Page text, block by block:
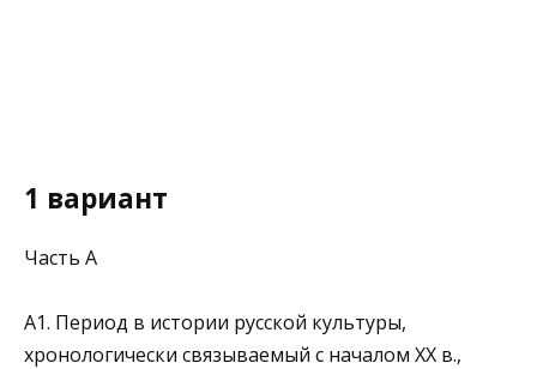
1 вариант
Часть А
А1. Период в истории русской культуры,
хронологически связываемый с началом XX в.,